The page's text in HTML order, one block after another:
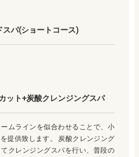
スパ(ショートコース)
ット+炭酸クレンジングスパ
ムラインを似合わせることで、小
提供致します。 炭酸クレンジング
クレンジングスパを行い、普段の